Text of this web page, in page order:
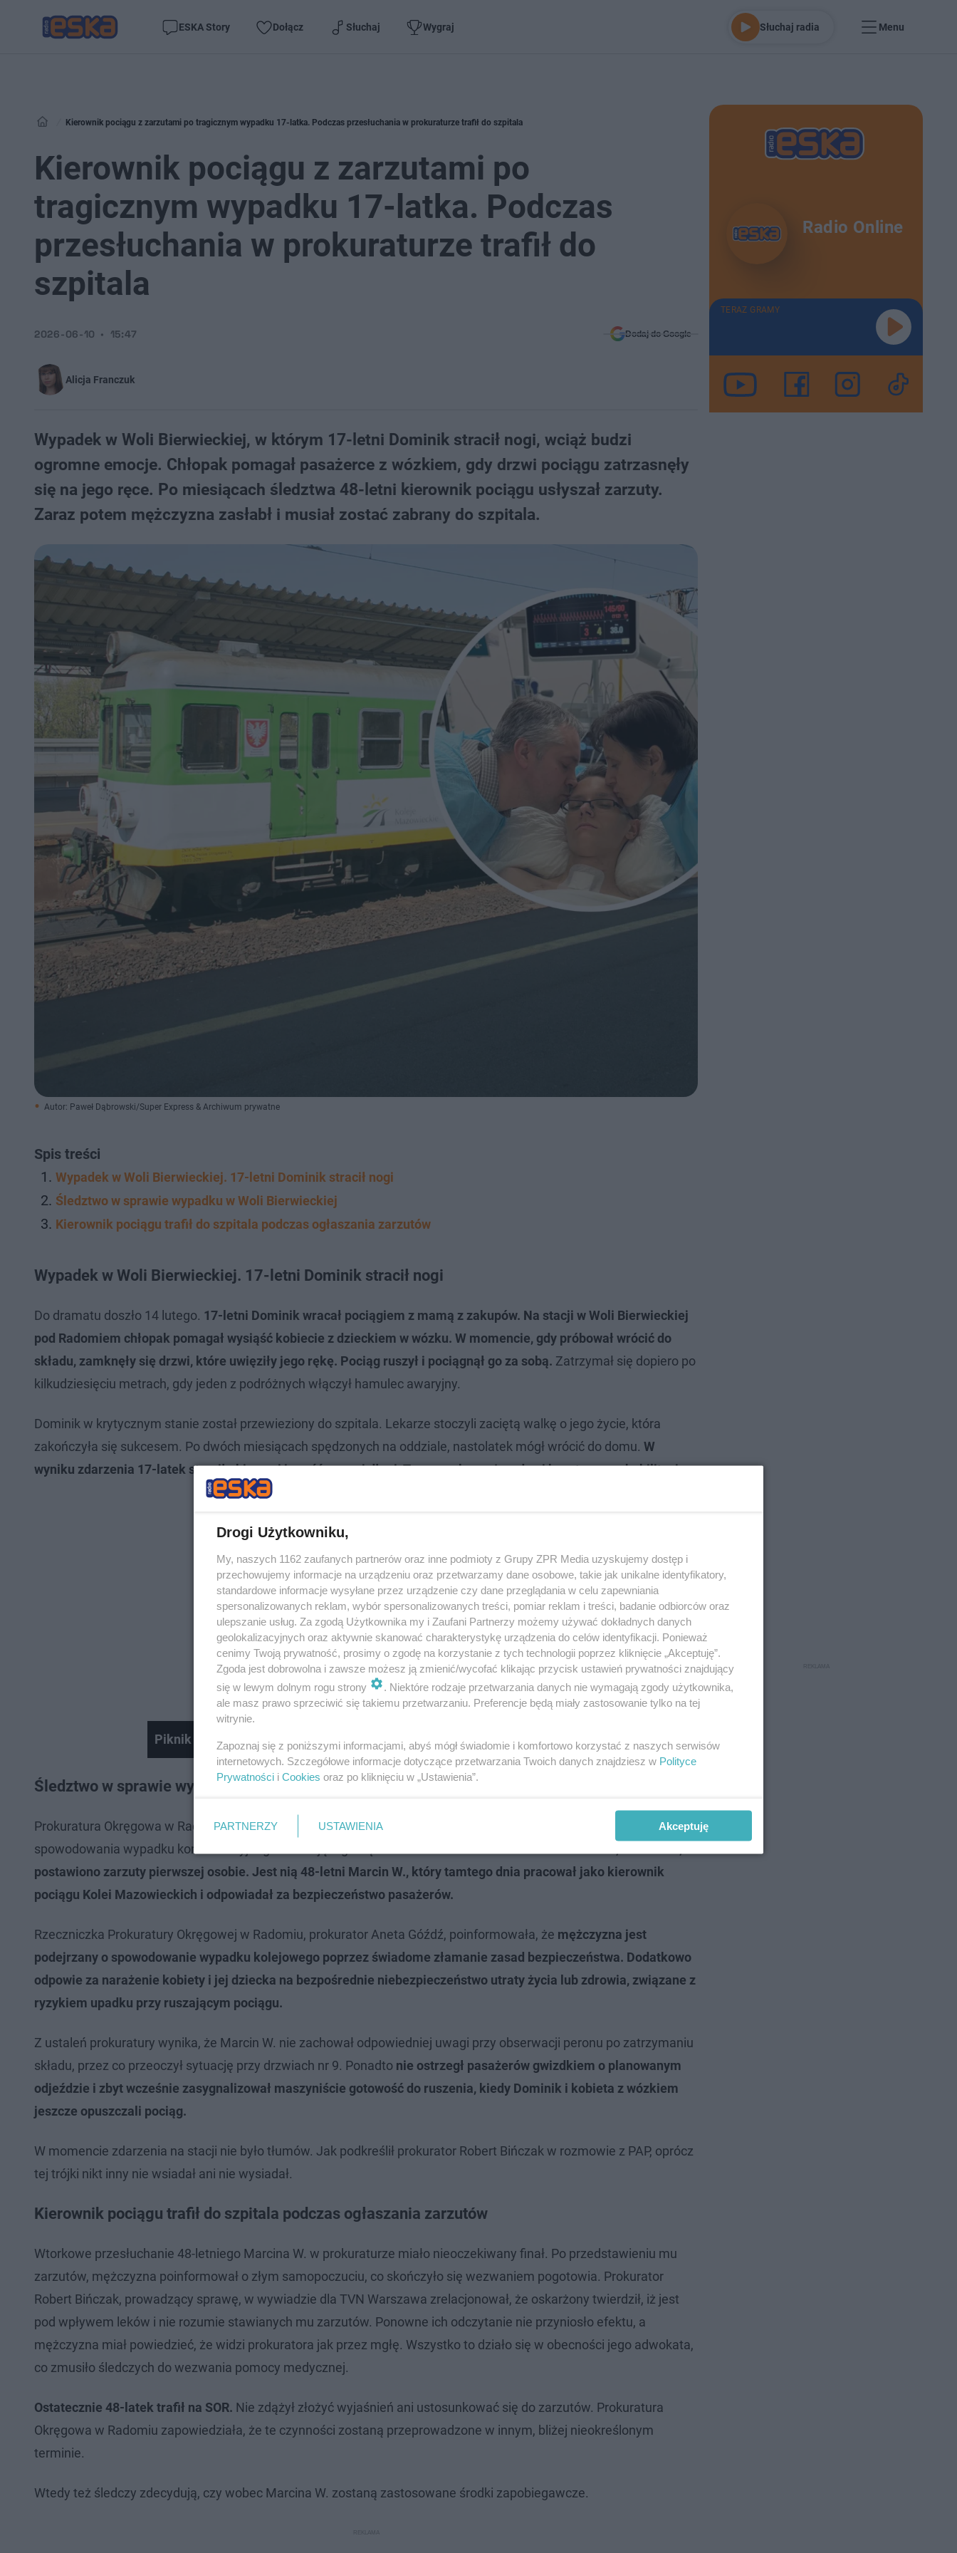
ESKA Story Dołącz Słuchaj Wygraj Słuchaj radia Menu
Kierownik pociągu z zarzutami po tragicznym wypadku 17-latka. Podczas przesłuchania w prokuraturze trafił do szpitala
Kierownik pociągu z zarzutami po
tragicznym wypadku 17-latka. Podczas
przesłuchania w prokuraturze trafił do
szpitala
Alicja Franczuk
2026-06-10 15:47 Dodaj do Google
Wypadek w Woli Bierwieckiej, w którym 17-letni Dominik stracił nogi, wciąż budzi
ogromne emocje. Chłopak pomagał pasażerce z wózkiem, gdy drzwi pociągu zatrzasnęły
się na jego ręce. Po miesiącach śledztwa 48-letni kierownik pociągu usłyszał zarzuty.
Zaraz potem mężczyzna zasłabł i musiał zostać zabrany do szpitala.
Autor: Paweł Dąbrowski/Super Express & Archiwum prywatne
Spis treści
Wypadek w Woli Bierwieckiej. 17-letni Dominik stracił nogi
Śledztwo w sprawie wypadku w Woli Bierwieckiej
Kierownik pociągu trafił do szpitala podczas ogłaszania zarzutów
Wypadek w Woli Bierwieckiej. 17-letni Dominik stracił nogi
Do dramatu doszło 14 lutego. 17-letni Dominik wracał pociągiem z mamą z zakupów. Na stacji w Woli Bierwieckiej
pod Radomiem chłopak pomagał wysiąść kobiecie z dzieckiem w wózku. W momencie, gdy próbował wrócić do
składu, zamknęły się drzwi, które uwięziły jego rękę. Pociąg ruszył i pociągnął go za sobą. Zatrzymał się dopiero po
kilkudziesięciu metrach, gdy jeden z podróżnych włączył hamulec awaryjny.
Dominik w krytycznym stanie został przewieziony do szpitala. Lekarze stoczyli zaciętą walkę o jego życie, która
zakończyła się sukcesem. Po dwóch miesiącach spędzonych na oddziale, nastolatek mógł wrócić do domu. W
wyniku zdarzenia 17-latek stracił obie nogi i część prawej dłoni. Teraz czeka go żmudna i kosztowna rehabilitacja.
Piknik charytatywny dla Dominika Hołuja w Białobrzegach
Śledztwo w sprawie wypadku w Woli Bierwieckiej
Prokuratura Okręgowa w Radomiu po tym tragicznym incydencie rozpoczęła dochodzenie w sprawie nieumyślnego
spowodowania wypadku komunikacyjnego skutkującego ciężkim uszczerbkiem na zdrowiu.
postawiono zarzuty pierwszej osobie. Jest nią 48-letni Marcin W., który tamtego dnia pracował jako kierownik
pociągu Kolei Mazowieckich i odpowiadał za bezpieczeństwo pasażerów.
Rzeczniczka Prokuratury Okręgowej w Radomiu, prokurator Aneta Góźdź, poinformowała, że mężczyzna jest
podejrzany o spowodowanie wypadku kolejowego poprzez świadome złamanie zasad bezpieczeństwa. Dodatkowo
odpowie za narażenie kobiety i jej dziecka na bezpośrednie niebezpieczeństwo utraty życia lub zdrowia, związane z
ryzykiem upadku przy ruszającym pociągu.
Z ustaleń prokuratury wynika, że Marcin W. nie zachował odpowiedniej uwagi przy obserwacji peronu po zatrzymaniu
składu, przez co przeoczył sytuację przy drzwiach nr 9. Ponadto nie ostrzegł pasażerów gwizdkiem o planowanym
odjeździe i zbyt wcześnie zasygnalizował maszyniście gotowość do ruszenia, kiedy Dominik i kobieta z wózkiem
jeszcze opuszczali pociąg.
W momencie zdarzenia na stacji nie było tłumów. Jak podkreślił prokurator Robert Bińczak w rozmowie z PAP, oprócz
tej trójki nikt inny nie wsiadał ani nie wysiadał.
Kierownik pociągu trafił do szpitala podczas ogłaszania zarzutów
Wtorkowe przesłuchanie 48-letniego Marcina W. w prokuraturze miało nieoczekiwany finał. Po przedstawieniu mu
zarzutów, mężczyzna poinformował o złym samopoczuciu, co skończyło się wezwaniem pogotowia. Prokurator
Robert Bińczak, prowadzący sprawę, w wywiadzie dla TVN Warszawa zrelacjonował, że oskarżony twierdził, iż jest
pod wpływem leków i nie rozumie stawianych mu zarzutów. Ponowne ich odczytanie nie przyniosło efektu, a
mężczyzna miał powiedzieć, że widzi prokuratora jak przez mgłę. Wszystko to działo się w obecności jego adwokata,
co zmusiło śledczych do wezwania pomocy medycznej.
Ostatecznie 48-latek trafił na SOR. Nie zdążył złożyć wyjaśnień ani ustosunkować się do zarzutów. Prokuratura
Okręgowa w Radomiu zapowiedziała, że te czynności zostaną przeprowadzone w innym, bliżej nieokreślonym
terminie.
Wtedy też śledczy zdecydują, czy wobec Marcina W. zostaną zastosowane środki zapobiegawcze.
Radio Online
TERAZ GRAMY
Drogi Użytkowniku,
My, naszych 1162 zaufanych partnerów oraz inne podmioty z Grupy ZPR Media uzyskujemy dostęp i
przechowujemy informacje na urządzeniu oraz przetwarzamy dane osobowe, takie jak unikalne identyfikatory,
standardowe informacje wysyłane przez urządzenie czy dane przeglądania w celu zapewniania
spersonalizowanych reklam, wybór spersonalizowanych treści, pomiar reklam i treści, badanie odbiorców oraz
ulepszanie usług. Za zgodą Użytkownika my i Zaufani Partnerzy możemy używać dokładnych danych
geolokalizacyjnych oraz aktywnie skanować charakterystykę urządzenia do celów identyfikacji. Ponieważ
cenimy Twoją prywatność, prosimy o zgodę na korzystanie z tych technologii poprzez kliknięcie „Akceptuję”.
Zgoda jest dobrowolna i zawsze możesz ją zmienić/wycofać klikając przycisk ustawień prywatności znajdujący
się w lewym dolnym rogu strony
. Niektóre rodzaje przetwarzania danych nie wymagają zgody użytkownika,
ale masz prawo sprzeciwić się takiemu przetwarzaniu. Preferencje będą miały zastosowanie tylko na tej
witrynie.
Zapoznaj się z poniższymi informacjami, abyś mógł świadomie i komfortowo korzystać z naszych serwisów
internetowych. Szczegółowe informacje dotyczące przetwarzania Twoich danych znajdziesz w Polityce
Prywatności i Cookies oraz po kliknięciu w „Ustawienia”.
PARTNERZY USTAWIENIA Akceptuję